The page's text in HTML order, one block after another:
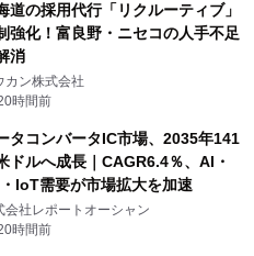
道の採用代行「リクルーティブ」
強化！富良野・ニセコの人手不足
消
カン株式会社
時間前
タコンバータIC市場、2035年141
ドルへ成長｜CAGR6.4％、AI・
IoT需要が市場拡大を加速
会社レポートオーシャン
時間前